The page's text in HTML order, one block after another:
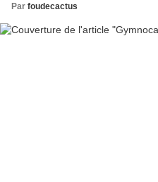
Par foudecactus